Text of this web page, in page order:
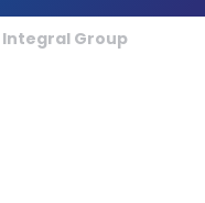
Integral Group